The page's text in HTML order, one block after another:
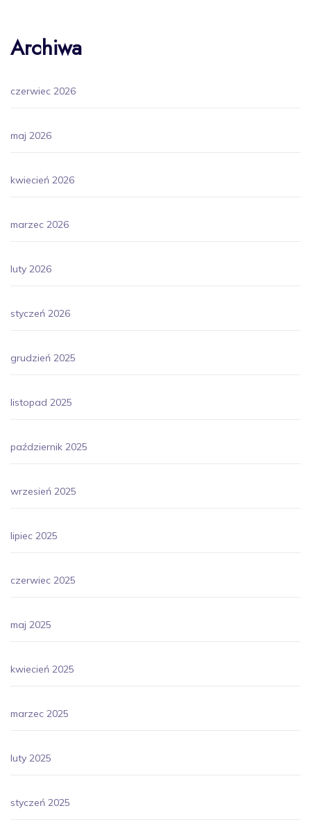
Archiwa
czerwiec 2026
maj 2026
kwiecień 2026
marzec 2026
luty 2026
styczeń 2026
grudzień 2025
listopad 2025
październik 2025
wrzesień 2025
lipiec 2025
czerwiec 2025
maj 2025
kwiecień 2025
marzec 2025
luty 2025
styczeń 2025